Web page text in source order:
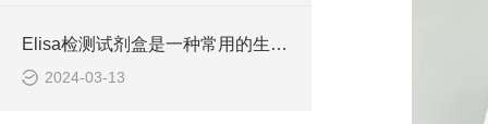
Elisa检测试剂盒是一种常用的生物化学分析技术
2024-03-13